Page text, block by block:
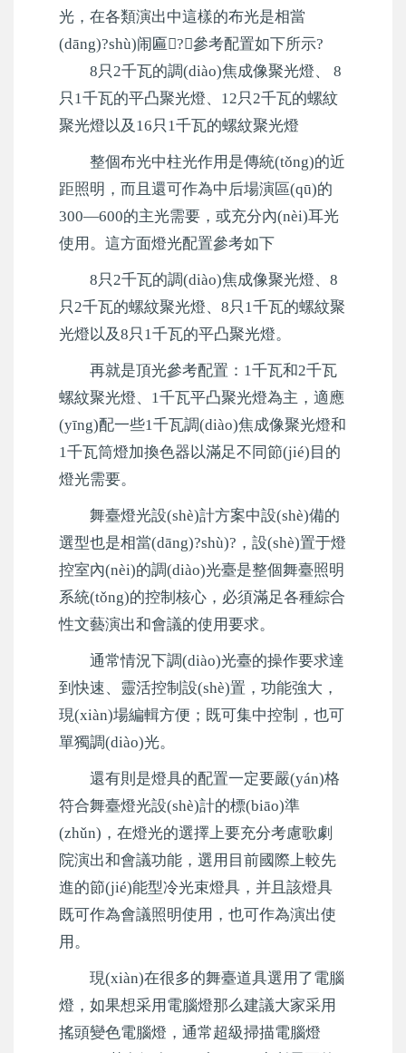
光，在各類演出中這樣的布光是相當
(dāng)?shù)闹匾?，參考配置如下所示?
8只2千瓦的調(diào)焦成像聚光燈、 8
只1千瓦的平凸聚光燈、12只2千瓦的螺紋
聚光燈以及16只1千瓦的螺紋聚光燈
整個布光中柱光作用是傳統(tǒng)的近
距照明，而且還可作為中后場演區(qū)的
300—600的主光需要，或充分內(nèi)耳光
使用。這方面燈光配置參考如下
8只2千瓦的調(diào)焦成像聚光燈、8
只2千瓦的螺紋聚光燈、8只1千瓦的螺紋聚
光燈以及8只1千瓦的平凸聚光燈。
再就是頂光參考配置：1千瓦和2千瓦
螺紋聚光燈、1千瓦平凸聚光燈為主，適應
(yīng)配一些1千瓦調(diào)焦成像聚光燈和
1千瓦筒燈加換色器以滿足不同節(jié)目的
燈光需要。
舞臺燈光設(shè)計方案中設(shè)備的
選型也是相當(dāng)?shù)?，設(shè)置于燈
控室內(nèi)的調(diào)光臺是整個舞臺照明
系統(tǒng)的控制核心，必須滿足各種綜合
性文藝演出和會議的使用要求。
通常情況下調(diào)光臺的操作要求達
到快速、靈活控制設(shè)置，功能強大，
現(xiàn)場編輯方便；既可集中控制，也可
單獨調(diào)光。
還有則是燈具的配置一定要嚴(yán)格
符合舞臺燈光設(shè)計的標(biāo)準
(zhǔn)，在燈光的選擇上要充分考慮歌劇
院演出和會議功能，選用目前國際上較先
進的節(jié)能型冷光束燈具，并且該燈具
既可作為會議照明使用，也可作為演出使
用。
現(xiàn)在很多的舞臺道具選用了電腦
燈，如果想采用電腦燈那么建議大家采用
搖頭變色電腦燈，通常超級掃描電腦燈